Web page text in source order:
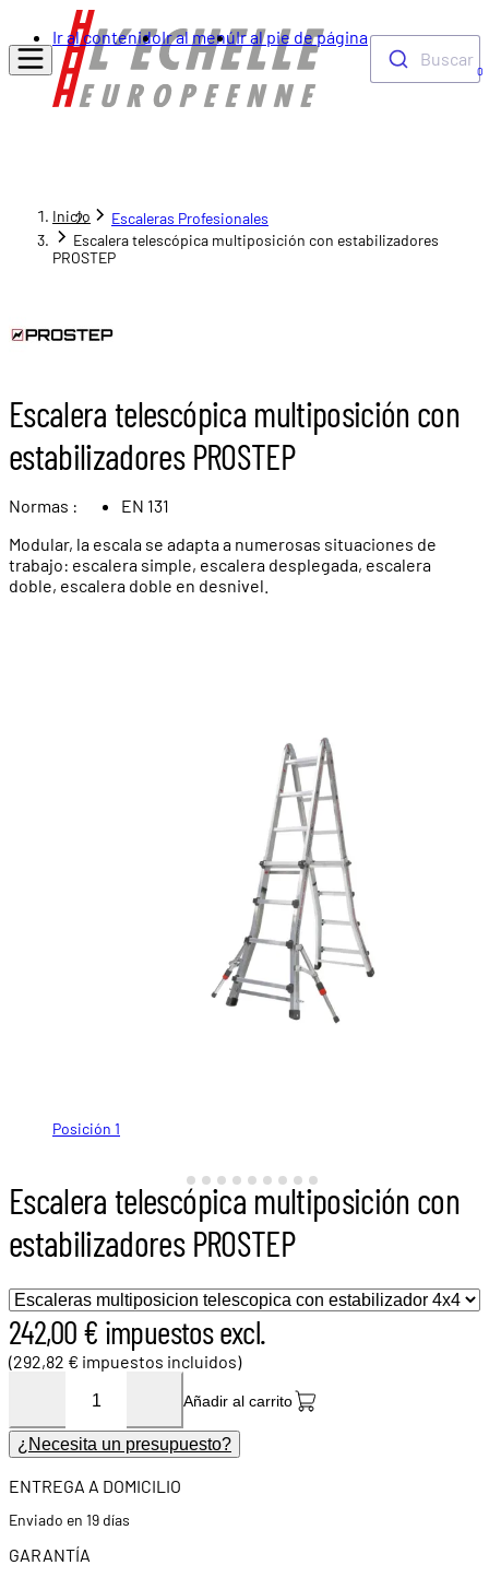
Ir al contenidoIr al menúIr al pie de página
Buscar
0
Inicio
Escaleras Profesionales
Escalera telescópica multiposición con estabilizadores
PROSTEP
Escalera telescópica multiposición con
estabilizadores PROSTEP
Normas :
EN 131
Modular, la escala se adapta a numerosas situaciones de
trabajo: escalera simple, escalera desplegada, escalera
doble, escalera doble en desnivel.
Posición 1
Posición 2
Position 3
Posición 4
Posición 4
Escalera plegada
Asa de fundición de aluminio
Patin
Gancho
Stabilisateurs
Escalera telescópica multiposición con
estabilizadores PROSTEP
242,00 € impuestos excl.
(292,82 € impuestos incluidos)
Añadir al carrito
¿Necesita un presupuesto?
ENTREGA A DOMICILIO
Enviado en 19 días
GARANTÍA